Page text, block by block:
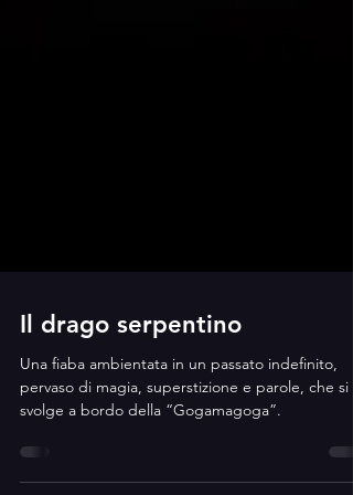
Il drago serpentino
Una fiaba ambientata in un passato indefinito,
pervaso di magia, superstizione e parole, che si